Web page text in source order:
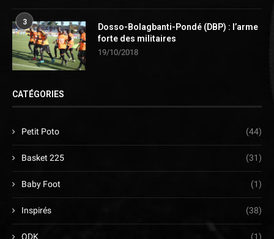
3
Dosso-Bolagbanti-Pondé (DBP) : l’arme
forte des militaires
19/10/2018
CATÉGORIES
Petit Poto (44)
Basket 225 (31)
Baby Foot (1)
Inspirés (38)
ODK (1)